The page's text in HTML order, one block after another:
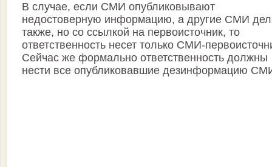
В случае, если СМИ опубликовывают
недостоверную информацию, а другие СМИ
также, но со ссылкой на первоисточник, то
ответственность несет только СМИ-
Сейчас же формально ответственность должны
нести все опубликовавшие дезинформацию